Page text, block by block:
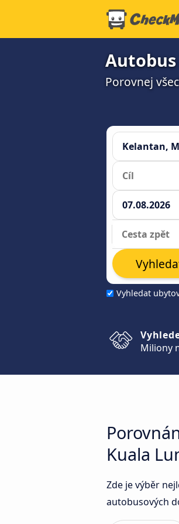
Porovnej
Vyhledat
Miliony
Kuala
Zde je výběr
autobusových